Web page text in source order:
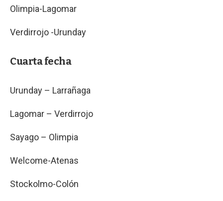
Olimpia-Lagomar
Verdirrojo -Urunday
Cuarta fecha
Urunday – Larrañaga
Lagomar – Verdirrojo
Sayago – Olimpia
Welcome-Atenas
Stockolmo-Colón